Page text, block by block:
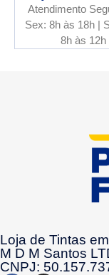
Atendimento
Sex: 8h às 18h |
8h às 12h
Loja de Tintas
M D M Santos
CNPJ: